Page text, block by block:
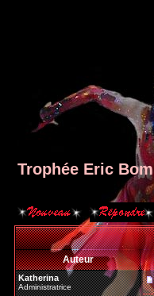
Trophée Eric
Auteur
Katherina
Administratrice